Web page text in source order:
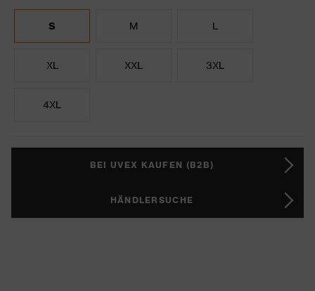
S M L
XL XXL 3XL
4XL
BEI UVEX KAUFEN (B2B)
HÄNDLERSUCHE